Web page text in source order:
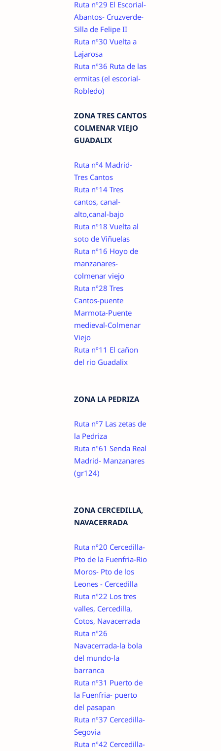
Ruta nº29 El Escorial-
Abantos- Cruzverde-
Silla de Felipe II
Ruta nº30 Vuelta a
Lajarosa
Ruta nº36 Ruta de las
ermitas (el escorial-
Robledo)
ZONA TRES CANTOS
COLMENAR VIEJO
GUADALIX
Ruta nº4 Madrid-
Tres Cantos
Ruta nº14 Tres
cantos, canal-
alto,canal-bajo
Ruta nº18 Vuelta al
soto de Viñuelas
Ruta nº16 Hoyo de
manzanares-
colmenar viejo
Ruta nº28 Tres
Cantos-puente
Marmota-Puente
medieval-Colmenar
Viejo
Ruta nº11 El cañon
del rio Guadalix
ZONA LA PEDRIZA
Ruta nº7 Las zetas de
la Pedriza
Ruta nº61 Senda Real
Madrid- Manzanares
(gr124)
ZONA CERCEDILLA,
NAVACERRADA
Ruta nº20 Cercedilla-
Pto de la Fuenfria-Rio
Moros- Pto de los
Leones - Cercedilla
Ruta nº22 Los tres
valles, Cercedilla,
Cotos, Navacerrada
Ruta nº26
Navacerrada-la bola
del mundo-la
barranca
Ruta nº31 Puerto de
la Fuenfria- puerto
del pasapan
Ruta nº37 Cercedilla-
Segovia
Ruta nº42 Cercedilla-